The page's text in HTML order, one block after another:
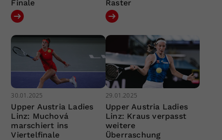
Finale
Raster
30.01.2025
Upper Austria Ladies
Linz: Muchová
marschiert ins
Viertelfinale
29.01.2025
Upper Austria Ladies
Linz: Kraus verpasst
weitere
Überraschung